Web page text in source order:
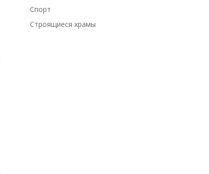
Спорт
Строящиеся храмы